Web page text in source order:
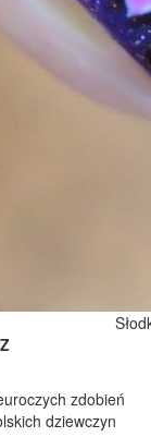
zdobień
dziewczyn